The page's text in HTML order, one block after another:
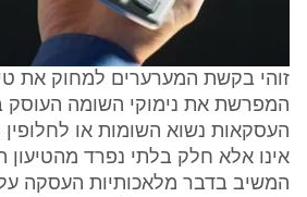
זוהי בקשת המערערים למחוק את
המפרשת את נימוקי השומה העוסק
העסקאות נשוא השומות או לחלופין
אינו אלא חלק בלתי נפרד מהטיעון